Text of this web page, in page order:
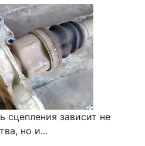
сцепления зависит не
но и...